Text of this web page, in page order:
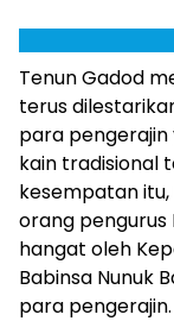
Tenun Gadod
terus
para
kain tradisional
kesempatan itu,
orang pengurus
hangat oleh
Babinsa Nunuk
para pengerajin.